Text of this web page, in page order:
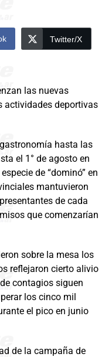
Twitter/X
las nuevas
actividades deportivas
hasta las
el 1° de agosto en
de “dominó” en
mantuvieron
de cada
que comenzarían
sobre la mesa los
reflejaron cierto alivio
contagios siguen
los cinco mil
el pico en junio
de la campaña de